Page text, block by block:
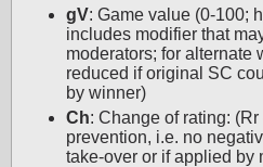
gV: Game value (0-100;
includes modifier that
moderators; for alternate
reduced if original SC
by winner)
Ch: Change of rating:
prevention, i.e. no
take-over or if applied by